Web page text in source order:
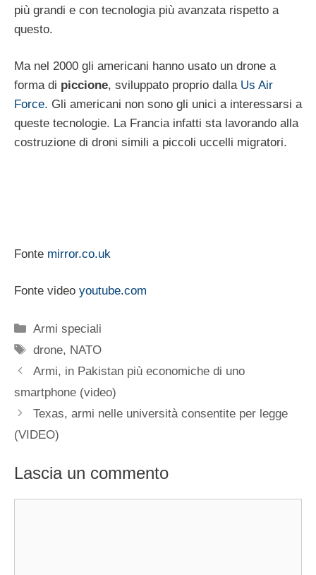
più grandi e con tecnologia più avanzata rispetto a
questo.
Ma nel 2000 gli americani hanno usato un drone a
forma di piccione, sviluppato proprio dalla Us Air
Force. Gli americani non sono gli unici a interessarsi a
queste tecnologie. La Francia infatti sta lavorando alla
costruzione di droni simili a piccoli uccelli migratori.
Fonte mirror.co.uk
Fonte video youtube.com
Categorie
Armi speciali
Tag
drone, NATO
Armi, in Pakistan più economiche di uno
smartphone (video)
Texas, armi nelle università consentite per legge
(VIDEO)
Lascia un commento